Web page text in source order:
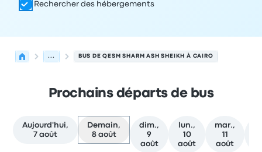
Rechercher des hébergements
... BUS DE QESM SHARM ASH SHEIKH À CAIRO
Prochains départs de bus
Aujourd'hui,
7 août
Demain,
8 août
dim.,
9
août
lun.,
10
août
mar.,
11
août